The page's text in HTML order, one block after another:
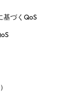
基づくQoS